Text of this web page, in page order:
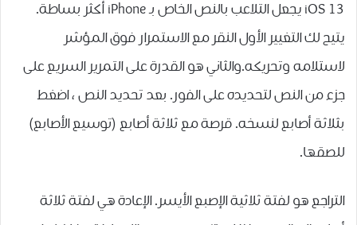
iOS 13 يجعل التلاعب بالنص الخاص بـ iPhone أكثر بساطة.
يتيح لك التغيير الأول النقر مع الاستمرار فوق المؤشر
لاستلامه وتحريكه.والثاني هو القدرة على التمرير السريع على
جزء من النص لتحديده على الفور. بعد تحديد النص ، اضغط
بثلاثة أصابع لنسخه. قرصة مع ثلاثة أصابع (توسيع الأصابع)
للصقها.
التراجع هو لفتة ثلاثية الإصبع الأيسر. الإعادة هي لفتة ثلاثة